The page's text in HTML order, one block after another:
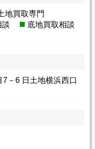
地買取専門
談
底地買取相談
－6 日土地横浜西口